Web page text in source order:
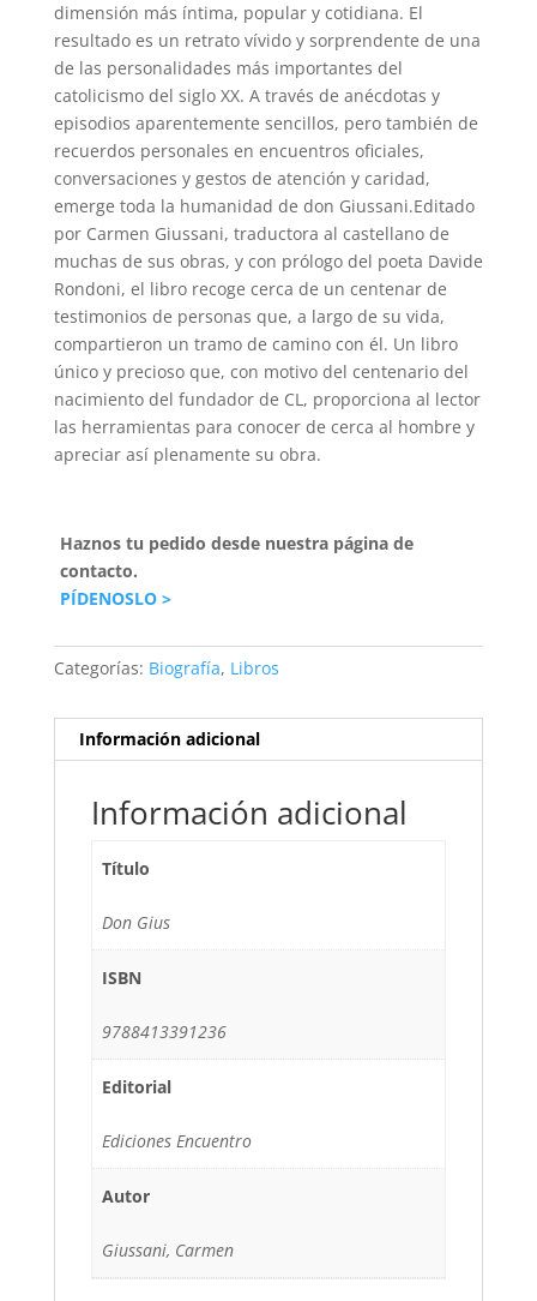
dimensión más íntima, popular y cotidiana. El
resultado es un retrato vívido y sorprendente de una
de las personalidades más importantes del
catolicismo del siglo XX. A través de anécdotas y
episodios aparentemente sencillos, pero también de
recuerdos personales en encuentros oficiales,
conversaciones y gestos de atención y caridad,
emerge toda la humanidad de don Giussani.Editado
por Carmen Giussani, traductora al castellano de
muchas de sus obras, y con prólogo del poeta Davide
Rondoni, el libro recoge cerca de un centenar de
testimonios de personas que, a largo de su vida,
compartieron un tramo de camino con él. Un libro
único y precioso que, con motivo del centenario del
nacimiento del fundador de CL, proporciona al lector
las herramientas para conocer de cerca al hombre y
apreciar así plenamente su obra.
Haznos tu pedido desde nuestra página de
contacto.
PÍDENOSLO >
Categorías: Biografía, Libros
Información adicional
Información adicional
Título
Don Gius
ISBN
9788413391236
Editorial
Ediciones Encuentro
Autor
Giussani, Carmen